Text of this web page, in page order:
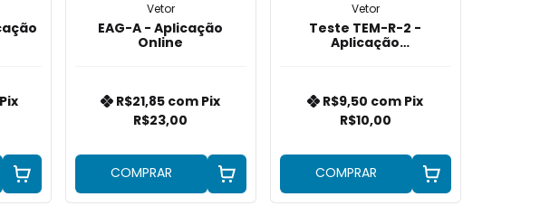
Pix
Vetor
EAG-A - Aplicação
Online
R$23,00
R$21,85 com Pix
COMPRAR
Vetor
Teste TEM-R-2 -
Aplicação
R$10,00
R$9,50 com Pix
COMPRAR